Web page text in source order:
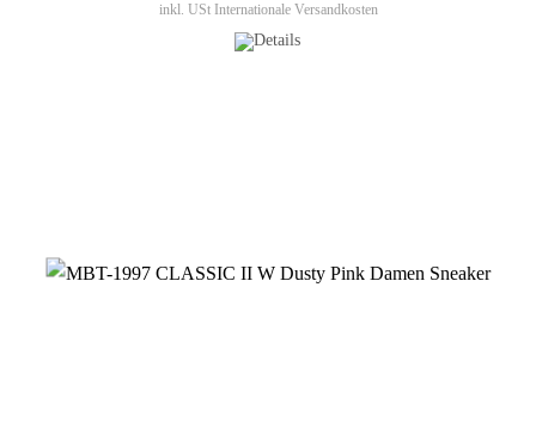
inkl. USt Internationale Versandkosten